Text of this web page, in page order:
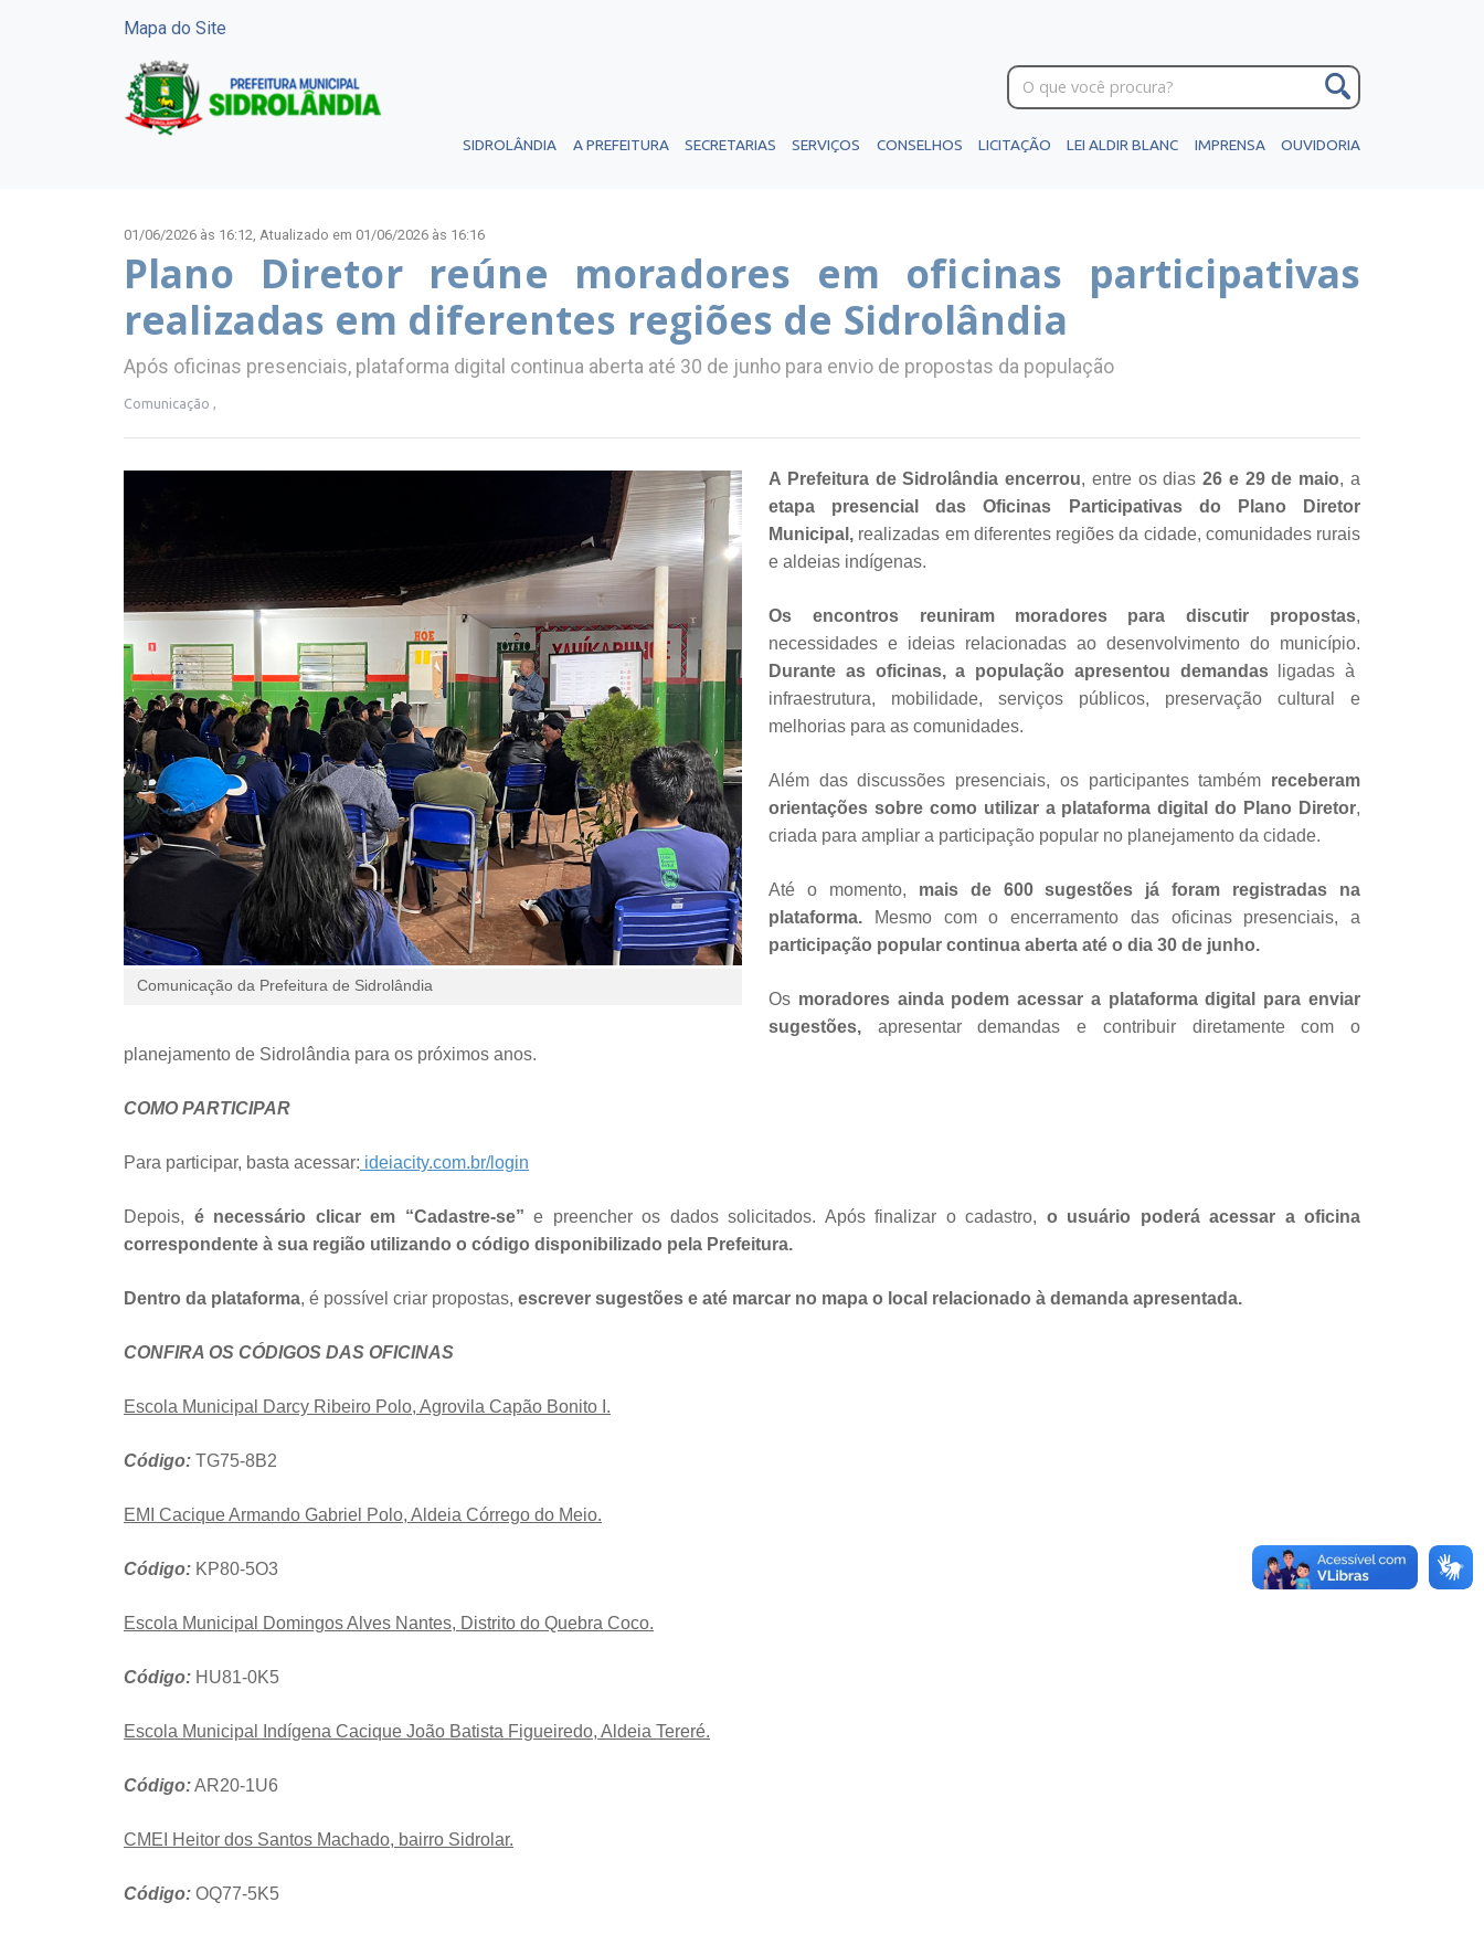
Mapa do Site
SIDROLÂNDIA A PREFEITURA SECRETARIAS SERVIÇOS CONSELHOS LICITAÇÃO LEI ALDIR BLANC IMPRENSA OUVIDORIA
01/06/2026 às 16:12, Atualizado em 01/06/2026 às 16:16
Plano Diretor reúne moradores em oficinas participativas
realizadas em diferentes regiões de Sidrolândia
Após oficinas presenciais, plataforma digital continua aberta até 30 de junho para envio de propostas da população
Comunicação ,
Comunicação da Prefeitura de Sidrolândia
A Prefeitura de Sidrolândia encerrou, entre os dias 26 e 29 de maio, a
etapa presencial das Oficinas Participativas do Plano Diretor
Municipal, realizadas em diferentes regiões da cidade, comunidades rurais
e aldeias indígenas.
Os encontros reuniram moradores para discutir propostas,
necessidades e ideias relacionadas ao desenvolvimento do município.
Durante as oficinas, a população apresentou demandasligadas à
infraestrutura, mobilidade, serviços públicos, preservação cultural e
melhorias para as comunidades.
Além das discussões presenciais, os participantes também receberam
orientações sobre como utilizar a plataforma digital do Plano Diretor,
criada para ampliar a participação popular no planejamento da cidade.
Até o momento, mais de 600 sugestões já foram registradas na
plataforma. Mesmo com o encerramento das oficinas presenciais, a
participação popular continua aberta até o dia 30 de junho.
Os moradores ainda podem acessar a plataforma digital para enviar
sugestões, apresentar demandas e contribuir diretamente com o
planejamento de Sidrolândia para os próximos anos.
COMO PARTICIPAR
Para participar, basta acessar: ideiacity.com.br/login
Depois, é necessário clicar em “Cadastre-se” e preencher os dados solicitados. Após finalizar o cadastro, o usuário poderá acessar a oficina
correspondente à sua região utilizando o código disponibilizado pela Prefeitura.
Dentro da plataforma, é possível criar propostas, escrever sugestões e até marcar no mapa o local relacionado à demanda apresentada.
CONFIRA OS CÓDIGOS DAS OFICINAS
Escola Municipal Darcy Ribeiro Polo, Agrovila Capão Bonito I.
Código: TG75-8B2
EMI Cacique Armando Gabriel Polo, Aldeia Córrego do Meio.
Código: KP80-5O3
Escola Municipal Domingos Alves Nantes, Distrito do Quebra Coco.
Código: HU81-0K5
Escola Municipal Indígena Cacique João Batista Figueiredo, Aldeia Tereré.
Código:AR20-1U6
CMEI Heitor dos Santos Machado, bairro Sidrolar.
Código: OQ77-5K5